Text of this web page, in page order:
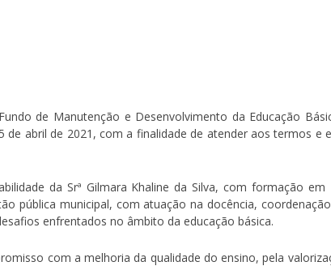
de Manutenção e Desenvolvimento da Educação
abril de 2021, com a finalidade de atender aos termos e
da Srª Gilmara Khaline da Silva, com formação
pública municipal, com atuação na docência,
enfrentados no âmbito da educação básica.
com a melhoria da qualidade do ensino, pela